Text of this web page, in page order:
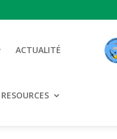
ACTUALITÉ
RESOURCES